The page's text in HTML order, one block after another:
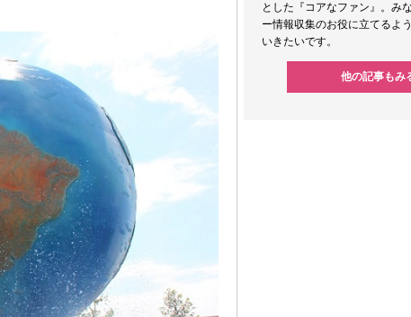
とした『コアなファン』。み
ー情報収集のお役に立てるよ
いきたいです。
他の記事もみ